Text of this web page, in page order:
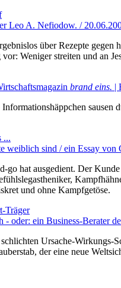
Leo A. Nefiodow. /
über Rezepte
Weniger streiten und an
brand eins. |
...
weiblich sind / ein Essay von
go hat ausgedient. Der
und ohne Kampfgetöse.
Träger
oder: ein Business-Berater
Ursache-
der eine neue